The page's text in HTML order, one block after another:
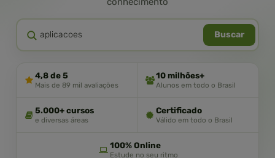
Buscar
4,8 de 5
Mais de 89 mil avaliações
10 milhões+
Alunos em todo o Brasil
5.000+ cursos
e diversas áreas
Certificado
Válido em todo o Brasil
100% Online
Estude no seu ritmo